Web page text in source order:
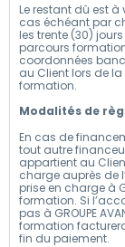
Le restant dû est
cas échéant par
les trente (30)
parcours
coordonnées
au Client lors de
formation.
Modalités de
En cas de
tout autre
appartient au
charge auprès de
prise en charge à
formation. Si
pas à GROUPE
formation
fin du paiement.